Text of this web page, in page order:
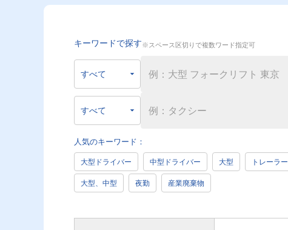
キーワードで探す※スペース区切りで複数ワード指定可
人気のキーワード：
大型ドライバー 中型ドライバー 大型 トレーラー
大型、中型 夜勤 産業廃棄物